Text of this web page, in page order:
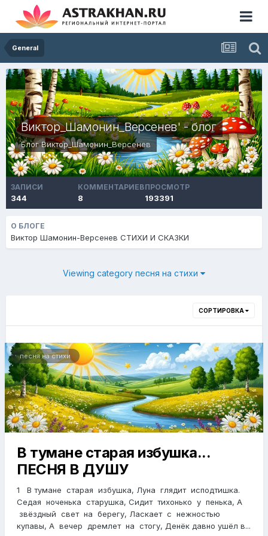
General
Виктор_Шамонин_Версенев' - блог
БлогВиктор_Шамонин_Версенев
ЗАПИСИ
344
КОММЕНТАРИЕВ
8
ПРОСМОТР
193391
О БЛОГЕ
Виктор Шамонин-Версенев СТИХИ И СКАЗКИ
Viewing category песня на стихи
СОРТИРОВКА
песня на стихи
В тумане старая избушка...
ПЕСНЯ В ДУШУ
1 В тумане старая избушка, Луна глядит исподтишка.
Седая ноченька старушка, Сидит тихонько у пенька, А
звёздный свет на берегу, Ласкает с нежностью
купавы, А вечер дремлет на стогу, Денёк давно ушёл в...